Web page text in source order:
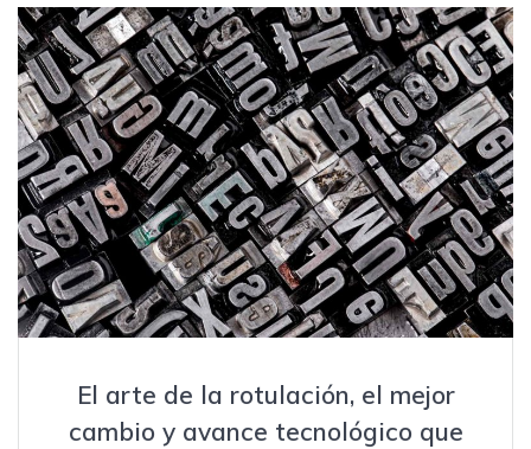
El arte de la rotulación, el mejor
cambio y avance tecnológico que